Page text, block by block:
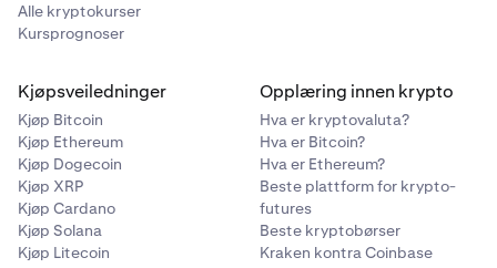
Alle kryptokurser
Kursprognoser
Kjøpsveiledninger
Kjøp Bitcoin
Kjøp Ethereum
Kjøp Dogecoin
Kjøp XRP
Kjøp Cardano
Kjøp Solana
Kjøp Litecoin
Opplæring innen krypto
Hva er kryptovaluta?
Hva er Bitcoin?
Hva er Ethereum?
Beste plattform for krypto-
futures
Beste kryptobørser
Kraken kontra Coinbase